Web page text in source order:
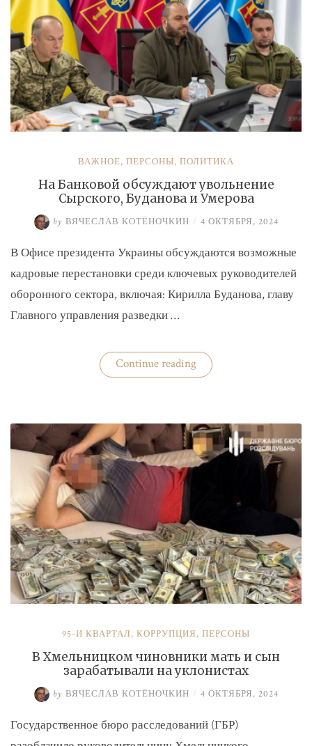
ВАЖНОЕ, ПЕРСОНЫ, ПОЛИТИКА
На Банковой обсуждают увольнение
Сырского, Буданова и Умерова
by ВЯЧЕСЛАВ КОТЁНОЧКИН / 4 ОКТЯБРЯ, 2024
В Офисе президента Украины обсуждаются возможные
кадровые перестановки среди ключевых руководителей
оборонного сектора, включая: Кирилла Буданова, главу
Главного управления разведки …
Continue reading«На
Банковой
Буданова
и
Умерова»
95-Й КВАРТАЛ, КОРРУПЦИЯ, ПЕРСОНЫ
В Хмельницком чиновники мать и сын
зарабатывали на уклонистах
by ВЯЧЕСЛАВ КОТЁНОЧКИН / 4 ОКТЯБРЯ, 2024
Государственное бюро расследований (ГБР)